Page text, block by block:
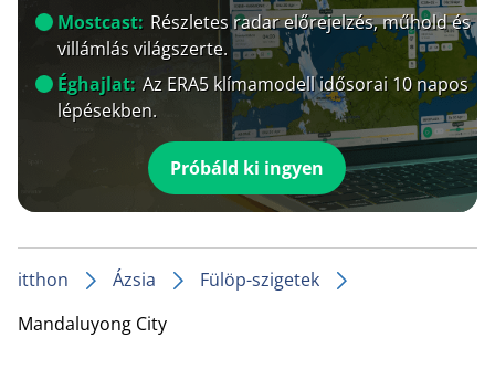
Mostcast: Részletes radar előrejelzés, műhold és
villámlás világszerte.
Éghajlat: Az ERA5 klímamodell idősorai 10 napos
lépésekben.
Próbáld ki ingyen
itthon Ázsia
Fülöp-szigetek
Mandaluyong City